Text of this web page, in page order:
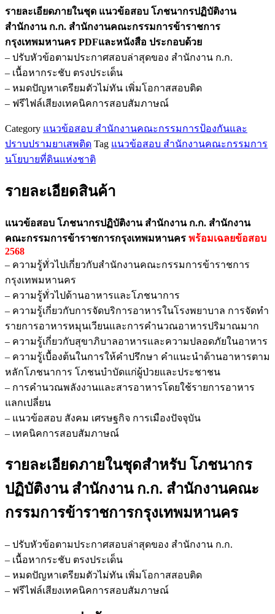
รายละเอียดภายในชุด แนวข้อสอบ โภชนากรปฏิบัติงาน
สำนักงาน ก.ก. สำนักงานคณะกรรมการข้าราชการ
กรุงเทพมหานคร PDFและหนังสือ ประกอบด้วย
– ปรับหัวข้อตามประกาศสอบล่าสุดของ สำนักงาน ก.ก.
– เนื้อหากระชับ ตรงประเด็น
– หมดปัญหาเตรียมตัวไม่ทัน เพิ่มโอกาสสอบติด
– ฟรีไฟล์เสียงเทคนิคการสอบสัมภาษณ์
Category แนวข้อสอบ สำนักงานคณะกรรมการป้องกันและ
ปราบปรามยาเสพติด Tag แนวข้อสอบ สำนักงานคณะกรรมการ
นโยบายที่ดินแห่งชาติ
รายละเอียดสินค้า
แนวข้อสอบ โภชนากรปฏิบัติงาน สำนักงาน ก.ก. สำนักงาน
คณะกรรมการข้าราชการกรุงเทพมหานคร พร้อมเฉลยข้อสอบ
2568
– ความรู้ทั่วไปเกี่ยวกับสำนักงานคณะกรรมการข้าราชการ
กรุงเทพมหานคร
– ความรู้ทั่วไปด้านอาหารและโภชนาการ
– ความรู้เกี่ยวกับการจัดบริการอาหารในโรงพยาบาล การจัดทำ
รายการอาหารหมุนเวียนและการคำนวณอาหารปริมาณมาก
– ความรู้เกี่ยวกับสุขาภิบาลอาหารและความปลอดภัยในอาหาร
– ความรู้เบื้องต้นในการให้คำปรึกษา คำแนะนำด้านอาหารตาม
หลักโภชนาการ โภชนบำบัดแก่ผู้ป่วยและประชาชน
– การคำนวณพลังงานและสารอาหารโดยใช้รายการอาหาร
แลกเปลี่ยน
– แนวข้อสอบ สังคม เศรษฐกิจ การเมืองปัจจุบัน
– เทคนิคการสอบสัมภาษณ์
รายละเอียดภายในชุดสำหรับ โภชนากร
ปฏิบัติงาน สำนักงาน ก.ก. สำนักงานคณะ
กรรมการข้าราชการกรุงเทพมหานคร
– ปรับหัวข้อตามประกาศสอบล่าสุดของ สำนักงาน ก.ก.
– เนื้อหากระชับ ตรงประเด็น
– หมดปัญหาเตรียมตัวไม่ทัน เพิ่มโอกาสสอบติด
– ฟรีไฟล์เสียงเทคนิคการสอบสัมภาษณ์